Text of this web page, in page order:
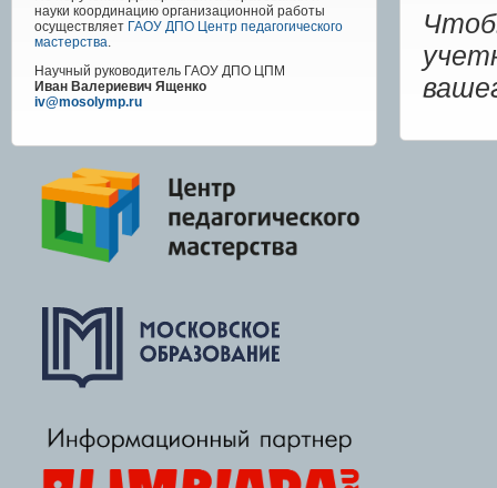
науки координацию организационной работы
осуществляет ГАОУ ДПО Центр педагогического
мастерства.
Научный руководитель ГАОУ ДПО ЦПМ
Иван Валериевич Ященко
iv@mosolymp.ru